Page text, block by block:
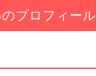
プロフィール